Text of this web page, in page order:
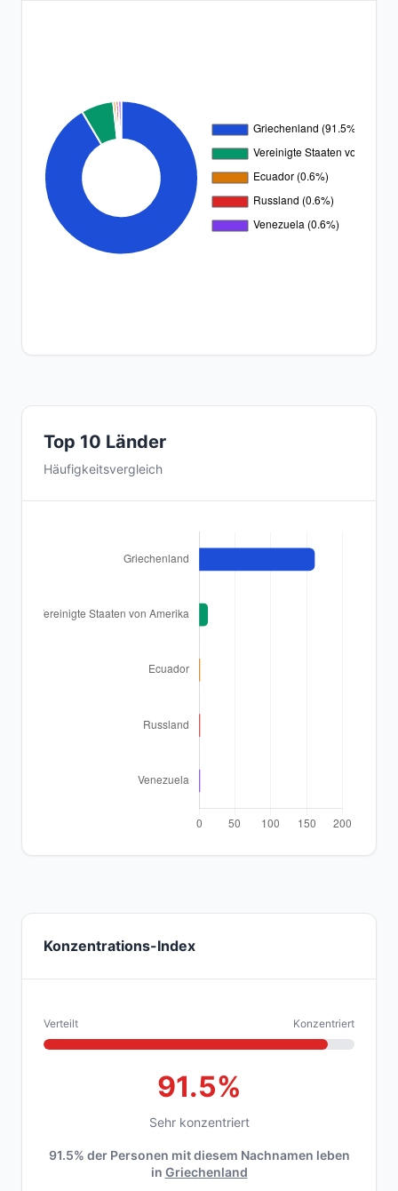
Top 10 Länder
Häufigkeitsvergleich
Konzentrations-Index
Verteilt Konzentriert
91.5%
Sehr konzentriert
91.5% der Personen mit diesem Nachnamen leben
in Griechenland